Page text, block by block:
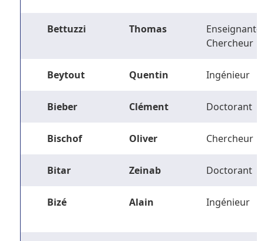
Bettuzzi Thomas
Enseignant-
Chercheur
Beytout Quentin Ingénieur
Bieber Clément Doctorant
Bischof Oliver Chercheur
Bitar Zeinab Doctorant
Bizé Alain Ingénieur